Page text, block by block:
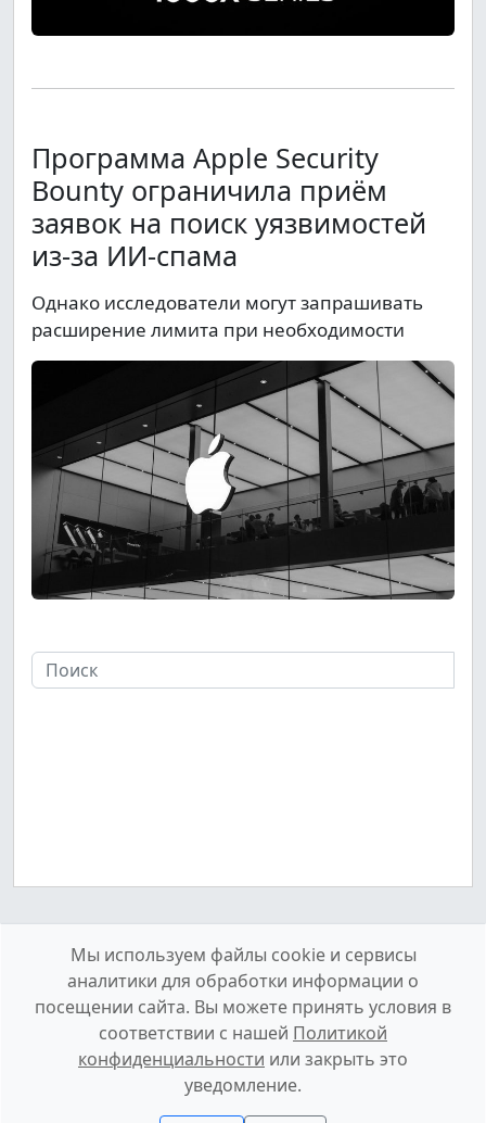
Программа Apple Security
Bounty ограничила приём
заявок на поиск уязвимостей
из-за ИИ-спама
Однако исследователи могут запрашивать
расширение лимита при необходимости
Мы используем файлы cookie и сервисы
аналитики для обработки информации о
посещении сайта. Вы можете принять условия в
соответствии с нашей Политикой
конфиденциальности или закрыть это
уведомление.
О сайте Конфиденциальность
2026 © HDHai